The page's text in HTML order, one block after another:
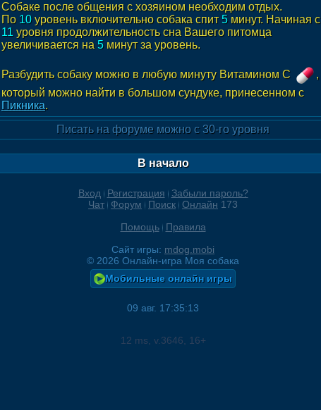
Собаке после общения с хозяином необходим отдых.
По 10уровень включительно собака спит5 минут. Начиная с
11 уровня продолжительность сна Вашего питомца
увеличивается на 5 минут за уровень.
Разбудить собаку можно в любую минуту Витамином С
,
который можно найти в большом сундуке, принесенном с
Пикника.
Писать на форуме можно с 30-го уровня
В начало
Вход Регистрация
Забыли пароль?
Чат
Форум Поиск Онлайн 173
Помощь
Правила
Сайт игры: mdog.mobi
© 2026 Онлайн-игра Моя собака
Мобильные онлайн игры
09 авг. 17:35:13
12 ms, v.3646, 16+